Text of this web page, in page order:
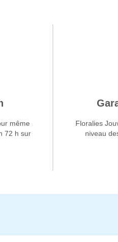
même
72 h sur
Floralies
niveau